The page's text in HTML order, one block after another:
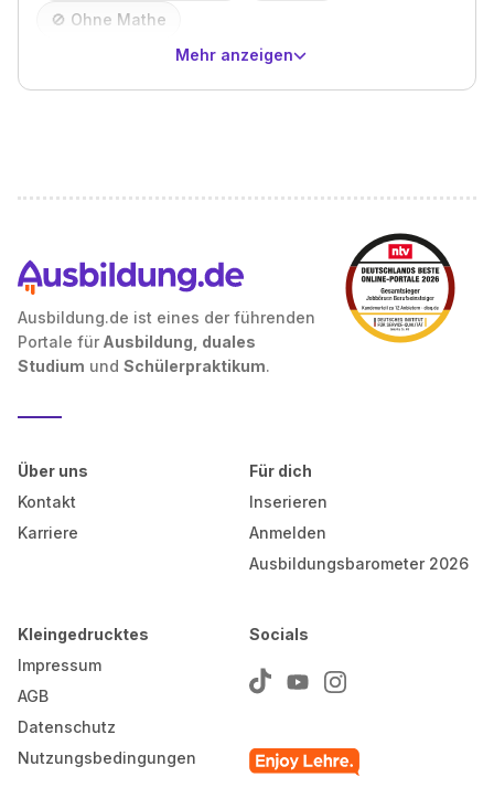
🚫 Ohne Mathe
Mehr anzeigen
Ausbildung.de ist eines der führenden
Portale für Ausbildung, duales
Studium und Schülerpraktikum.
Über uns
Kontakt
Karriere
Für dich
Inserieren
Anmelden
Ausbildungsbarometer 2026
Kleingedrucktes
Impressum
AGB
Datenschutz
Nutzungsbedingungen
Socials